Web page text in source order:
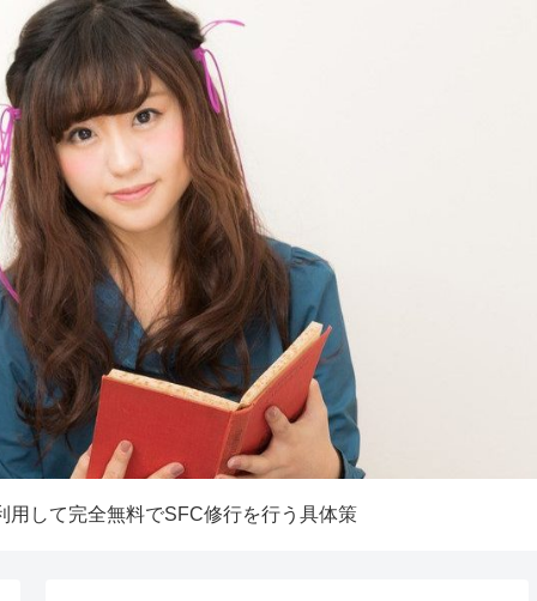
用して完全無料でSFC修行を行う具体策